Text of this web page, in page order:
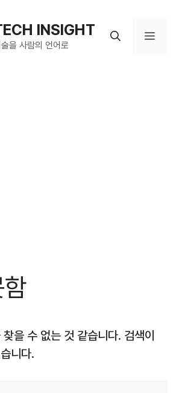
INSIGHT
을 사람의 언어로
메
을 수 없는 것 같습니다. 검색이
니다.